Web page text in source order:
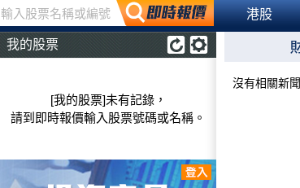
輸入股票名稱或編號 港股
我的股票
[我的股票]未有記錄，
請到即時報價輸入股票號碼或名稱。
沒有相關新聞